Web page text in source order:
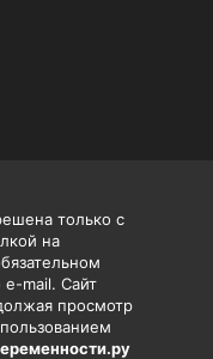
только с
на
mail. Сайт
просмотр